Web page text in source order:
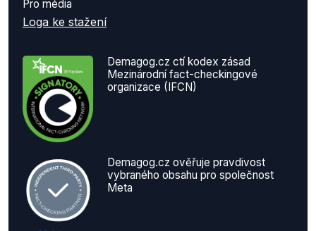
Pro média
Loga ke stažení
Demagog.cz ctí kodex zásad
Mezinárodní fact-checkingové
organizace (IFCN)
Demagog.cz ověřuje pravdivost
vybraného obsahu pro společnost
Meta